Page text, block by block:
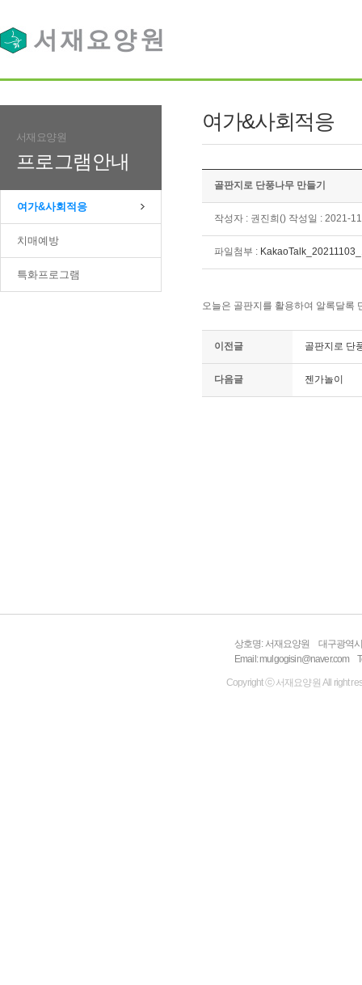
서재요양원
프로그램안내
여가&사회적응
치매예방
특화프로그램
여가&사회적응
골판지로 단풍나무 만들기
작성자 : 권진희() 작성일 : 2021-
파일첨부 :
오늘은 골판지를 활용하여 알록달록
이전글 골판지로 단
다음글 젠가놀이
상호명: 서재요양원
대구광역
Email: mulgogisin@naver.com
Copyright ⓒ 서재요양원 All right